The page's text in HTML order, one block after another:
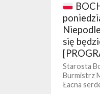
się
Starosta
Burmistrz
Łacna